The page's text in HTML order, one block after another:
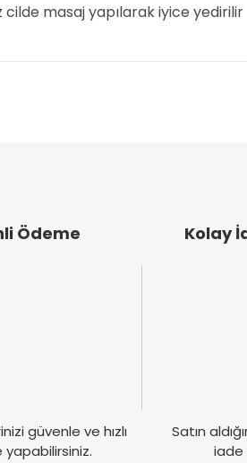
masaj yapılarak iyice yedirilir
konularda yetersiz gördüğünüz
Ödeme
güvenle ve hızlı
yapabilirsiniz.
Kolay
Satın
iade